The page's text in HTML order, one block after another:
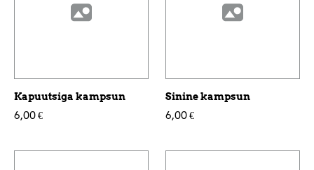
Kapuutsiga kampsun
6,00 €
Sinine kampsun
6,00 €